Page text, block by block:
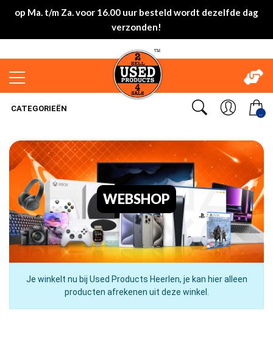
op Ma. t/m Za. voor 16.00 uur besteld wordt dezelfde dag
verzonden!
..
CATEGORIEËN
WEBSHOP
Je winkelt nu bij Used Products Heerlen, je kan hier alleen
producten afrekenen uit deze winkel.